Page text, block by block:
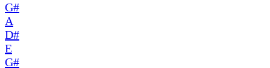
G#
A
D#
E
G#